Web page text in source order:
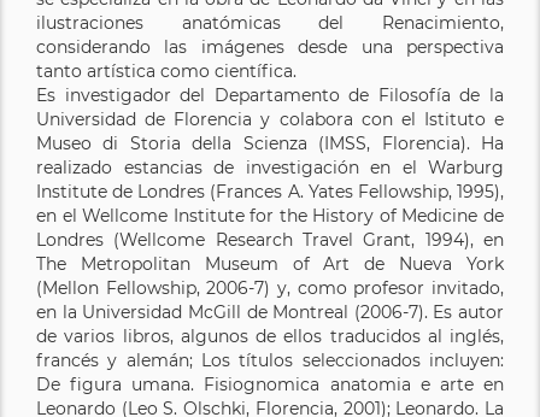
ilustraciones anatómicas del Renacimiento,
considerando las imágenes desde una perspectiva
tanto artística como científica.
Es investigador del Departamento de Filosofía de la
Universidad de Florencia y colabora con el Istituto e
Museo di Storia della Scienza (IMSS, Florencia). Ha
realizado estancias de investigación en el Warburg
Institute de Londres (Frances A. Yates Fellowship, 1995),
en el Wellcome Institute for the History of Medicine de
Londres (Wellcome Research Travel Grant, 1994), en
The Metropolitan Museum of Art de Nueva York
(Mellon Fellowship, 2006-7) y, como profesor invitado,
en la Universidad McGill de Montreal (2006-7). Es autor
de varios libros, algunos de ellos traducidos al inglés,
francés y alemán; Los títulos seleccionados incluyen:
De figura umana. Fisiognomica anatomia e arte en
Leonardo (Leo S. Olschki, Florencia, 2001); Leonardo. La